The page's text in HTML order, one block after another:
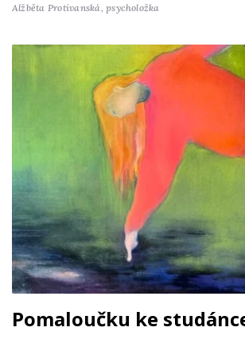
Alžběta Protivanská,psycholožka
Pomaloučku ke